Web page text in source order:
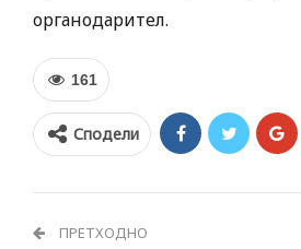
органодарител.
161
Сподели
ПРЕТХОДНО